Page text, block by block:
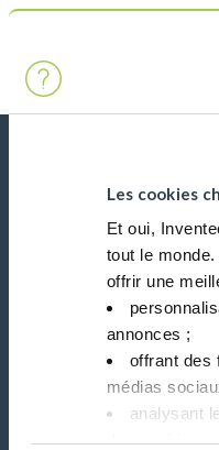
Les cookies
Et oui,
tout le
offrir une
annonces ;​
offrant des
médias
analysant
des cookies.​
Main
与我们的时事通讯保
在社交媒体上关注我们